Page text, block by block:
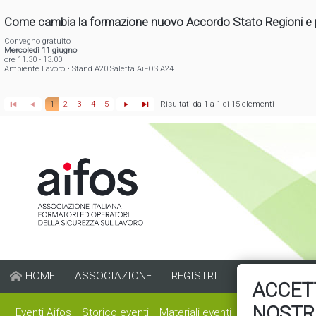
Come cambia la formazione nuovo Accordo Stato Regioni e
Convegno gratuito
Mercoledì 11 giugno
ore 11.30 - 13.00
Ambiente Lavoro • Stand A20 Saletta AiFOS A24
1 2 3 4 5 Risultati da 1 a 1 di 15 elementi
HOME ASSOCIAZIONE REGISTRI
Eventi Aifos Storico eventi Materiali eventi Altri eventi